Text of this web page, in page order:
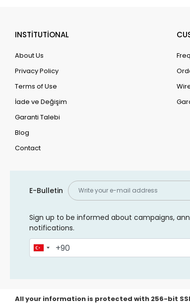
INSTİTUTİONAL
About Us
Privacy Policy
Terms of Use
İade ve Değişim
Garanti Talebi
Blog
Contact
E-Bulletin
Sign up to be informed about campaigns,
notifications.
All your information is protected with 256-bit